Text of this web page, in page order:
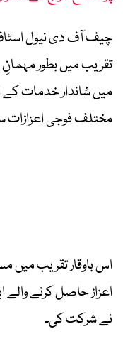
چیف آف دی نیول
تقریب میں بطور
میں شاندار خدمات کے
مختلف فوجی اعزازات
اس باوقار تقریب میں
اعزاز حاصل کرنے والے
نے شرکت کی۔